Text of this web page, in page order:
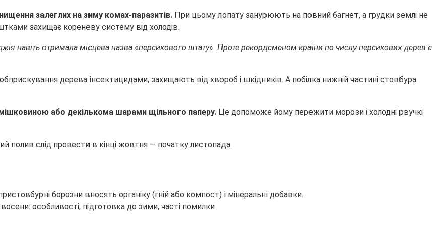
залеглих на зиму комах-паразитів. При цьому лопату занурюють на повний багнет, а грудки землі не
захищає кореневу систему від холодів.
навіть отримала місцева назва «персикового штату». Проте рекордсменом країни по числу персикових дерев є
дерева інсектицидами, захищають від хвороб і шкідників. А побілка нижній частині стовбура
або декількома шарами щільного паперу. Це допоможе йому пережити морози і холодні рвучкі
полив слід провести в кінці жовтня — початку листопада.
борозни вносять органіку (гній або компост) і мінеральні добавки.